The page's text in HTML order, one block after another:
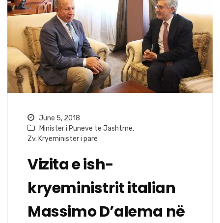
June 5, 2018
Minister i Puneve te Jashtme,
Zv. Kryeminister i pare
Vizita e ish-
kryeministrit italian
Massimo D’alema në